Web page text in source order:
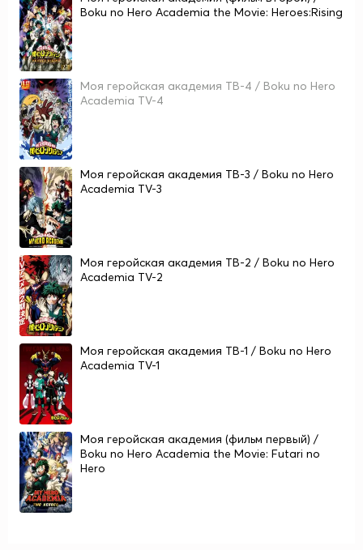
Boku no Hero Academia the Movie: Heroes:Rising
Моя геройская академия ТВ-4 / Boku no Hero
Academia TV-4
Моя геройская академия ТВ-3 / Boku no Hero
Academia TV-3
Моя геройская академия ТВ-2 / Boku no Hero
Academia TV-2
Моя геройская академия ТВ-1 / Boku no Hero
Academia TV-1
Моя геройская академия (фильм первый) /
Boku no Hero Academia the Movie: Futari no
Hero